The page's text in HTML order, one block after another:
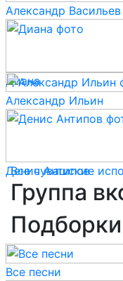
Александр Васильев
Диана
Александр Ильин
Денис Антипов
Все чувашские
Группа
Подборки
Все песни